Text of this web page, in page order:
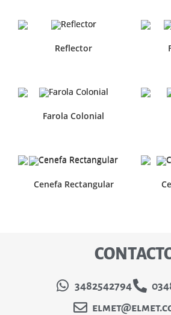
Reflector
Farola Colonial
Cenefa Rectangular
3482542794